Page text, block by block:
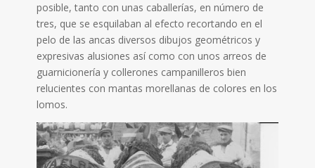
posible, tanto con unas caballerías, en número de
tres, que se esquilaban al efecto recortando en el
pelo de las ancas diversos dibujos geométricos y
expresivas alusiones así como con unos arreos de
guarnicionería y collerones campanilleros bien
relucientes con mantas morellanas de colores en los
lomos.